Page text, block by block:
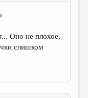
Оно не плохое,
слишком